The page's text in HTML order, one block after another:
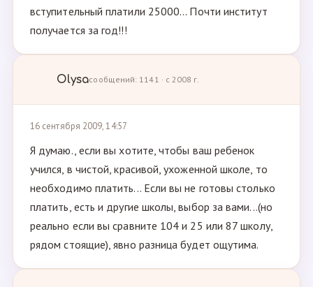
вступительный платили 25000... Почти институт
получается за год!!!
Olysaсообщений: 1141 · с 2008 г.
16 сентября 2009, 14:57
Я думаю., если вы хотите, чтобы ваш ребенок
учился, в чистой, красивой, ухоженной школе, то
необходимо платить... Если вы не готовы столько
платить, есть и другие школы, выбор за вами...(но
реально если вы сравните 104 и 25 или 87 школу,
рядом стоящие), явно разница будет ощутима.